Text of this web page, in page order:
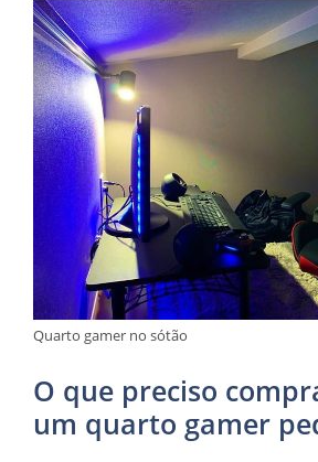
Quarto gamer no sótão
O que preciso
um quarto gamer